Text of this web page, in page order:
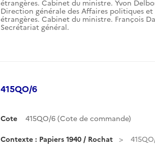
étrangères. Cabinet du ministre. Yvon
Direction générale des Affaires politiques et
étrangères. Cabinet du ministre. François
Secrétariat général.
415QO/6
Cote 415QO/6 (Cote de commande)
Contexte : Papiers 1940 / Rochat